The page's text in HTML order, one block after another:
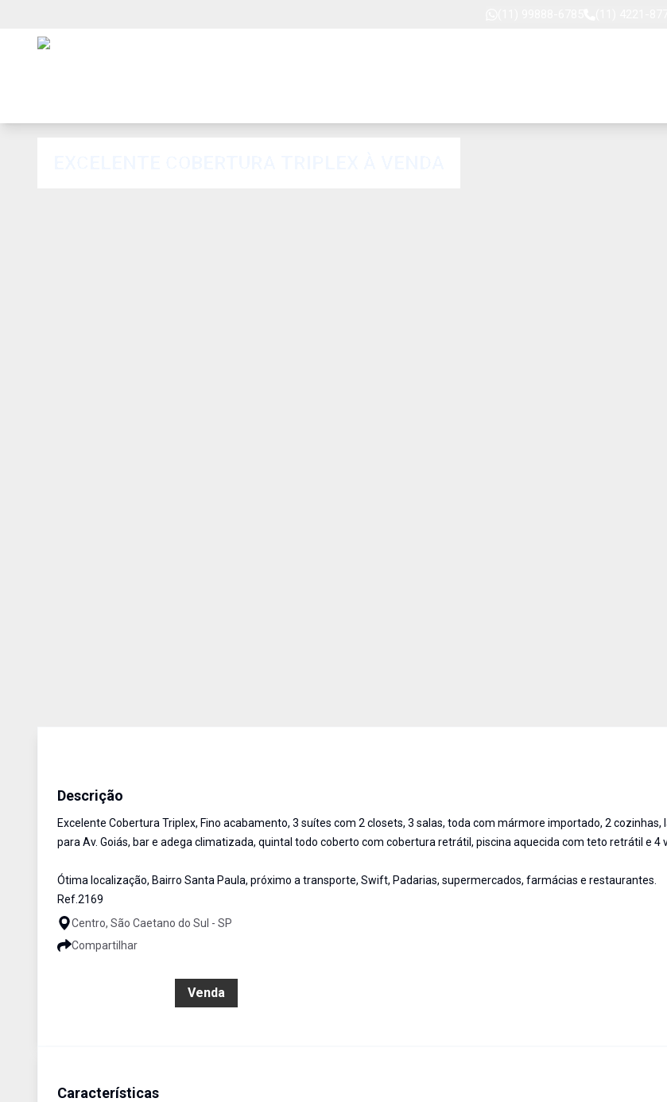
Descrição
Excelente Cobertura Triplex, Fino acabamento, 3 suítes com 2 closets, 3 salas, toda com mármore importado, 2 cozinhas,
para Av. Goiás, bar e adega climatizada, quintal todo coberto com cobertura retrátil, piscina aquecida com teto retrátil e 4
Ótima localização, Bairro Santa Paula, próximo a transporte, Swift, Padarias, supermercados, farmácias e restaurantes.
Ref.2169
Centro, São Caetano do Sul - SP
Compartilhar
Venda
Características